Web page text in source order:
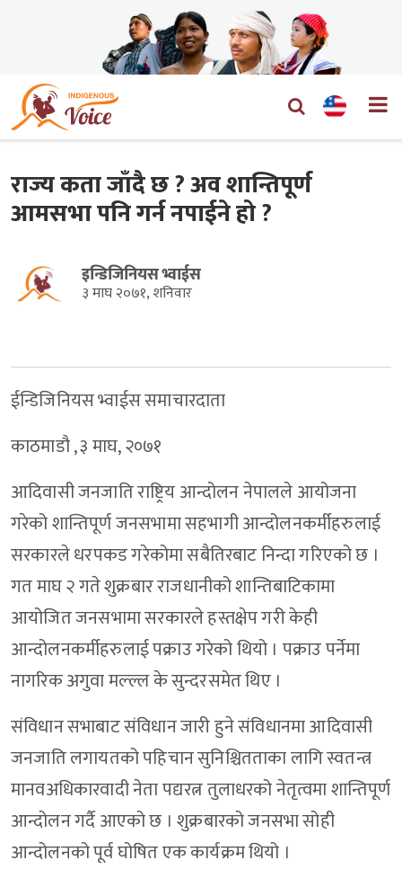
राज्य कता जाँदै छ ? अव शान्तिपूर्ण
आमसभा पनि गर्न नपाईने हो ?
इन्डिजिनियस भ्वाईस
३ माघ २०७१, शनिवार
ईन्डिजिनियस भ्वाईस समाचारदाता
काठमाडौ , ३ माघ, २०७१
आदिवासी जनजाति राष्ट्रिय आन्दोलन नेपालले आयोजना
गरेको शान्तिपूर्ण जनसभामा सहभागी आन्दोलनकर्मीहरुलाई
सरकारले धरपकड गरेकोमा सबैतिरबाट निन्दा गरिएको छ ।
गत माघ २ गते शुक्रबार राजधानीको शान्तिबाटिकामा
आयोजित जनसभामा सरकारले हस्तक्षेप गरी केही
आन्दोलनकर्मीहरुलाई पक्राउ गरेको थियो । पक्राउ पर्नेमा
नागरिक अगुवा मल्ल्ल के सुन्दरसमेत थिए ।
संविधान सभाबाट संविधान जारी हुने संविधानमा आदिवासी
जनजाति लगायतको पहिचान सुनिश्चितताका लागि स्वतन्त्र
मानवअधिकारवादी नेता पद्यरत्न तुलाधरको नेतृत्वमा शान्तिपूर्ण
आन्दोलन गर्दै आएको छ । शुक्रबारको जनसभा सोही
आन्दोलनको पूर्व घोषित एक कार्यक्रम थियो ।